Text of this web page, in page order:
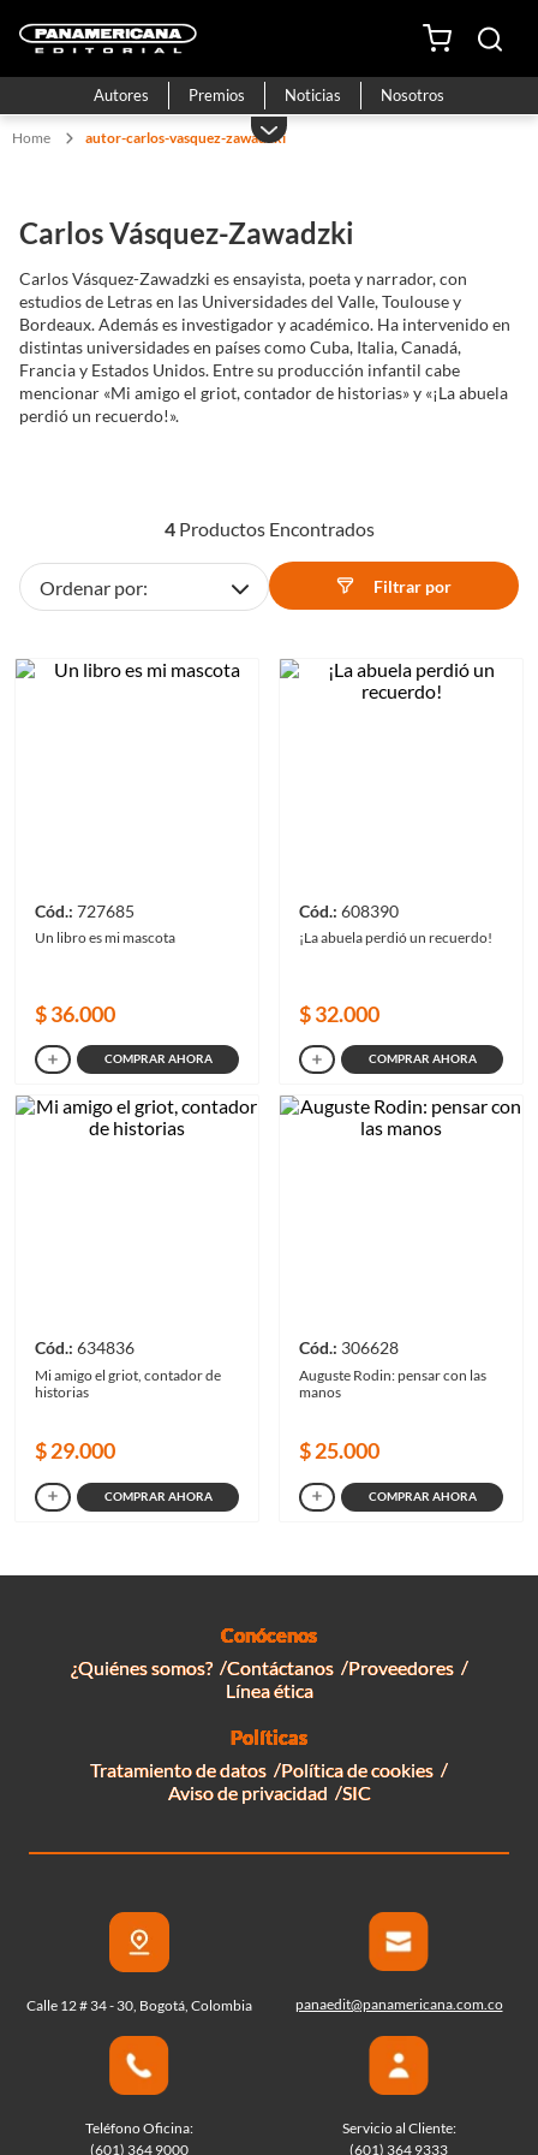
Autores Premios Noticias Nosotros
autor-carlos-vasquez-zawadzki
Carlos Vásquez-Zawadzki
Carlos Vásquez-Zawadzki es ensayista, poeta y narrador, con
estudios de Letras en las Universidades del Valle, Toulouse y
Bordeaux. Además es investigador y académico. Ha intervenido en
distintas universidades en países como Cuba, Italia, Canadá,
Francia y Estados Unidos. Entre su producción infantil cabe
mencionar «Mi amigo el griot, contador de historias» y «¡La abuela
perdió un recuerdo!».
4
Filtrar
727685
Un libro es mi mascota
$36.000
COMPRAR AHORA
608390
¡La abuela perdió un recuerdo!
$32.000
COMPRAR AHORA
634836
Mi amigo el griot, contador de
historias
$29.000
COMPRAR AHORA
306628
Auguste Rodin: pensar con las
manos
$25.000
COMPRAR AHORA
Conócenos
¿Quiénes somos?
Contáctanos
Proveedores
Línea ética
Políticas
Tratamiento de datos
Política de cookies
Aviso de privacidad
SIC
Calle 12 # 34 - 30, Bogotá, Colombia panaedit@panamericana.com.co
Teléfono Oficina:
(601) 364 9000
Servicio al Cliente:
(601) 364 9333